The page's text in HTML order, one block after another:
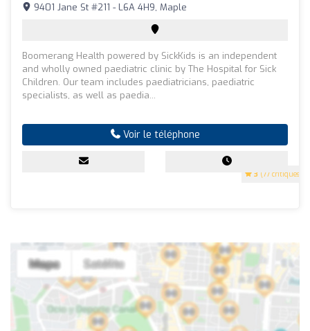
3 (77 critiques)
9401 Jane St #211 - L6A 4H9, Maple
Boomerang Health powered by SickKids is an independent
and wholly owned paediatric clinic by The Hospital for Sick
Children. Our team includes paediatricians, paediatric
specialists, as well as paedia...
Voir le téléphone